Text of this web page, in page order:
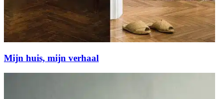
Mijn huis, mijn verhaal